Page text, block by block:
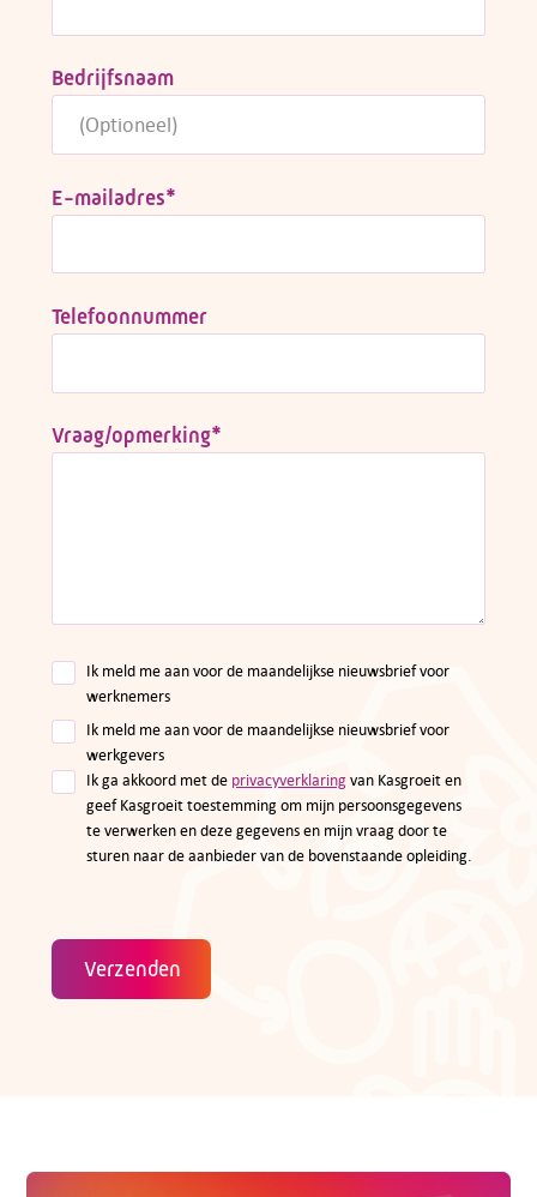
Bedrijfsnaam
E-mailadres*
Telefoonnummer
Vraag/opmerking*
Ik meld me aan voor de maandelijkse nieuwsbrief voor
werknemers
Ik meld me aan voor de maandelijkse nieuwsbrief voor
werkgevers
Ik ga akkoord met de privacyverklaringvan Kasgroeit en
geef Kasgroeit toestemming om mijn persoonsgegevens
te verwerken en deze gegevens en mijn vraag door te
sturen naar de aanbieder van de bovenstaande opleiding.
Verzenden